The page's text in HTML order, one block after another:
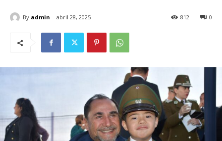
By admin abril 28, 2025 0
812